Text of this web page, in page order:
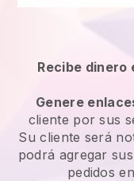
Recibe dinero
Genere
cliente por sus
Su cliente será
podrá agregar
pedidos